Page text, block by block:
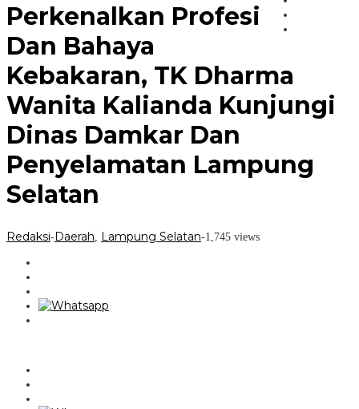
Kebakaran,
TK
Kunjungi
Dinas
Damkar
Dan
Lampung
Perkenalkan Profesi
Dan Bahaya
Kebakaran, TK Dharma
Wanita Kalianda Kunjungi
Dinas Damkar Dan
Penyelamatan Lampung
Selatan
Redaksi-Daerah Lampung Selatan-1,745 views